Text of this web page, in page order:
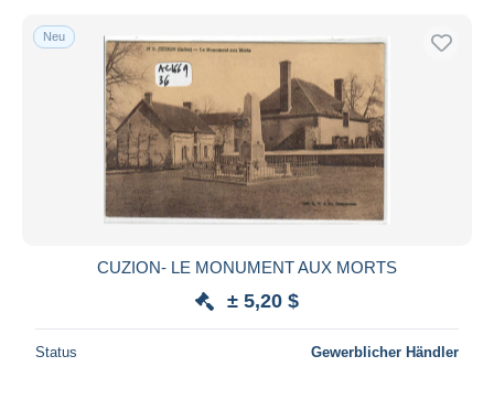
Neu
CUZION- LE MONUMENT AUX MORTS
± 5,20 $
Status Gewerblicher Händler